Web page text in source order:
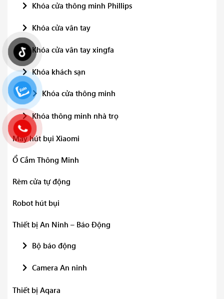
Khóa cửa thông minh Phillips
Khóa cửa vân tay
Khóa cửa vân tay xingfa
Khóa khách sạn
Khóa cửa thông minh
Khóa thông minh nhà trọ
Máy hút bụi Xiaomi
Ổ Cắm Thông Minh
Rèm cửa tự động
Robot hút bụi
Thiết bị An Ninh – Báo Động
Bộ báo động
Camera An ninh
Thiết bị Aqara